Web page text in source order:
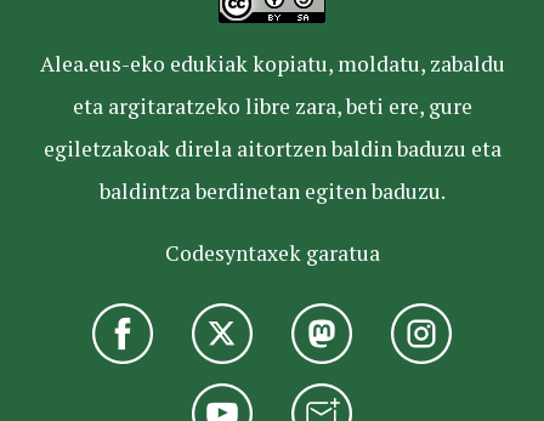
Alea.eus-eko edukiak kopiatu, moldatu, zabaldu
eta argitaratzeko libre zara, beti ere, gure
egiletzakoak direla aitortzen baldin baduzu eta
baldintza berdinetan egiten baduzu.
Codesyntaxek garatua